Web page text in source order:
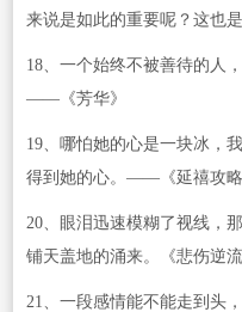
来说是如此的重要呢？这也
18、一个始终不被善待的人
——《芳华》
19、哪怕她的心是一块冰，
得到她的心。——《延禧攻略
20、眼泪迅速模糊了视线，
铺天盖地的涌来。《悲伤逆流
21、一段感情能不能走到头